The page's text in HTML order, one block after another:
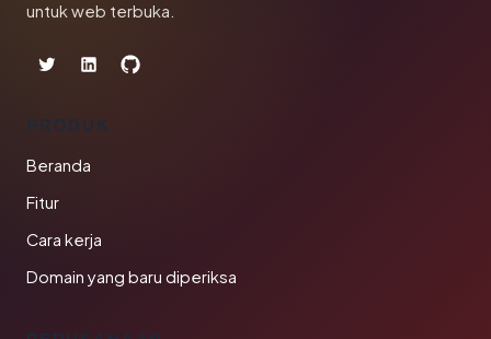
untuk web terbuka.
PRODUK
Beranda
Fitur
Cara kerja
Domain yang baru diperiksa